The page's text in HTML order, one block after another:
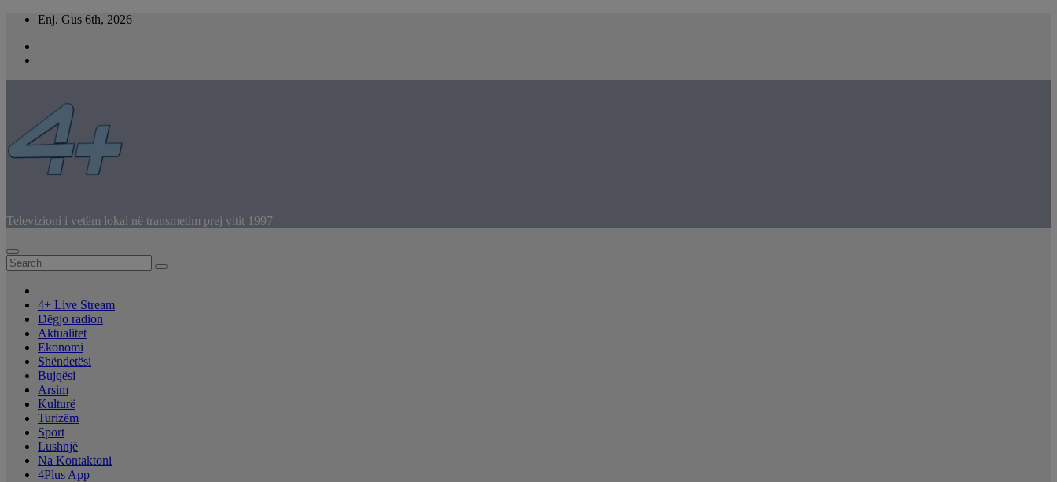
Skip
content
Enj. Gus 6th, 2026
Televizioni i vetëm lokal në transmetim prej vitit 1997
4+ Live Stream
Dëgjo radion
Aktualitet
Ekonomi
Shëndetësi
Bujqësi
Arsim
Kulturë
Turizëm
Sport
Lushnjë
Na Kontaktoni
4Plus App